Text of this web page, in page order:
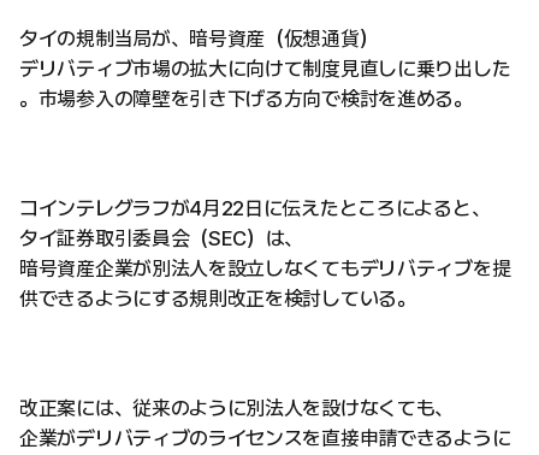
タイの規制当局が、暗号資産（仮想通貨）
デリバティブ市場の拡大に向けて制度見直しに乗り出した
。市場参入の障壁を引き下げる方向で検討を進める。
コインテレグラフが4月22日に伝えたところによると、
タイ証券取引委員会（SEC）は、
暗号資産企業が別法人を設立しなくてもデリバティブを提
供できるようにする規則改正を検討している。
改正案には、従来のように別法人を設けなくても、
企業がデリバティブのライセンスを直接申請できるように